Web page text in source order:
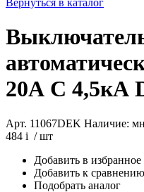
Вернуться в каталог
20А C 4,5кА
Арт. 11067DEK Наличие:
484 i / шт
Добавить в избранное
Добавить к сравнению
Подобрать аналог